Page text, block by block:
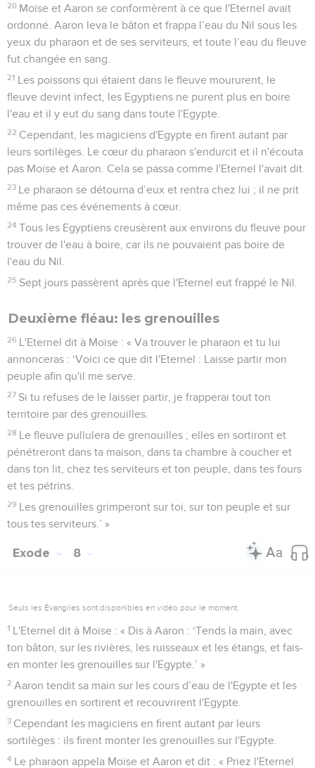
20 Moïse et Aaron se conformèrent à ce que l'Eternel avait
ordonné. Aaron leva le bâton et frappa l’eau du Nil sous les
yeux du pharaon et de ses serviteurs, et toute l’eau du fleuve
fut changée en sang.
21 Les poissons qui étaient dans le fleuve moururent, le
fleuve devint infect, les Egyptiens ne purent plus en boire
l'eau et il y eut du sang dans toute l'Egypte.
22 Cependant, les magiciens d'Egypte en firent autant par
leurs sortilèges. Le cœur du pharaon s'endurcit et il n'écouta
pas Moïse et Aaron. Cela se passa comme l'Eternel l'avait dit.
23 Le pharaon se détourna d’eux et rentra chez lui ; il ne prit
même pas ces événements à cœur.
24 Tous les Egyptiens creusèrent aux environs du fleuve pour
trouver de l'eau à boire, car ils ne pouvaient pas boire de
l'eau du Nil.
25 Sept jours passèrent après que l'Eternel eut frappé le Nil.
Deuxième fléau: les grenouilles
26 L'Eternel dit à Moïse : « Va trouver le pharaon et tu lui
annonceras : ‘Voici ce que dit l'Eternel : Laisse partir mon
peuple afin qu'il me serve.
27 Si tu refuses de le laisser partir, je frapperai tout ton
territoire par des grenouilles.
28 Le fleuve pullulera de grenouilles ; elles en sortiront et
pénétreront dans ta maison, dans ta chambre à coucher et
dans ton lit, chez tes serviteurs et ton peuple, dans tes fours
et tes pétrins.
29 Les grenouilles grimperont sur toi, sur ton peuple et sur
tous tes serviteurs.’ »
Exode 8
Seuls les Évangiles sont disponibles en vidéo pour le moment.
1 L'Eternel dit à Moïse : « Dis à Aaron : ‘Tends la main, avec
ton bâton, sur les rivières, les ruisseaux et les étangs, et fais-
en monter les grenouilles sur l'Egypte.’ »
2 Aaron tendit sa main sur les cours d’eau de l'Egypte et les
grenouilles en sortirent et recouvrirent l'Egypte.
3 Cependant les magiciens en firent autant par leurs
sortilèges : ils firent monter les grenouilles sur l'Egypte.
4 Le pharaon appela Moïse et Aaron et dit : « Priez l'Eternel